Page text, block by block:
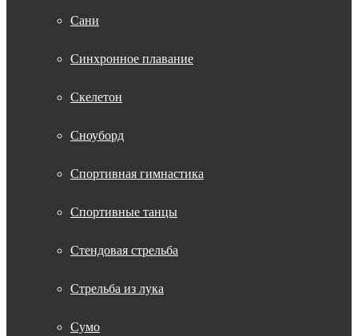
Сани
Синхронное плавание
Скелетон
Сноуборд
Спортивная гимнастика
Спортивные танцы
Стендовая стрельба
Стрельба из лука
Сумо